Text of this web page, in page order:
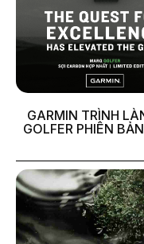
GARMIN TRÌNH
GOLFER PHIÊN